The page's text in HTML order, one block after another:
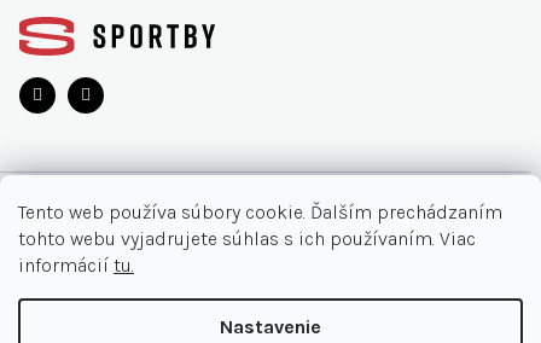
Tento web používa súbory cookie. Ďalším prechádzaním
tohto webu vyjadrujete súhlas s ich používaním. Viac
informácií tu.
Nastavenie
p
v
k
ý
p
e
O NÁKUPE
Moja objednávka
Najčastejšie otázky
INFORMÁCIE